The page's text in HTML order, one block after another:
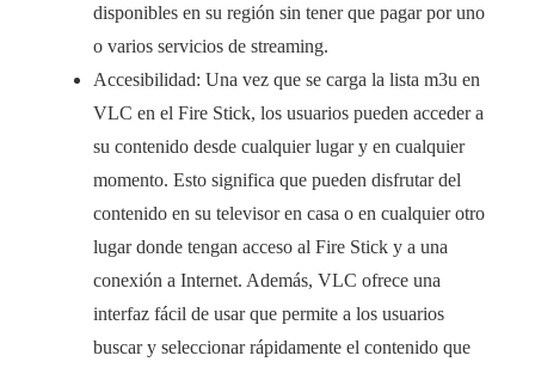
disponibles en su región sin tener que pagar por uno
o varios servicios de streaming.
Accesibilidad: Una vez que se carga la lista m3u en
VLC en el Fire Stick, los usuarios pueden acceder a
su contenido desde cualquier lugar y en cualquier
momento. Esto significa que pueden disfrutar del
contenido en su televisor en casa o en cualquier otro
lugar donde tengan acceso al Fire Stick y a una
conexión a Internet. Además, VLC ofrece una
interfaz fácil de usar que permite a los usuarios
buscar y seleccionar rápidamente el contenido que